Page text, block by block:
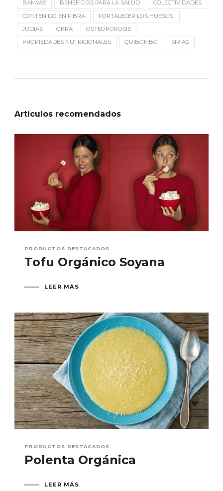
BAMYAS BENEFICIOS PARA LA SALUD
COLECTIVIDADES
CONTENIDO EN FIBRA
FORTALECER LOS HUESOS.
JUDÍAS
OKRA
OSTEOPOROSIS
PROPIEDADES NUTRICIONALES
QUIBOMBÓ SIRIAS
Artículos recomendados
PRODUCTOS DESTACADOS
Tofu Orgánico Soyana
LEER MÁS
PRODUCTOS DESTACADOS
Polenta Orgánica
LEER MÁS